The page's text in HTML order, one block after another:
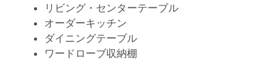
リビング・センターテーブル
オーダーキッチン
ダイニングテーブル
ワードローブ収納棚